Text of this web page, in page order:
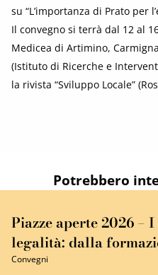
su “L’importanza di Prato per
Il convegno si terrà dal 12 al
Medicea di Artimino,
(Istituto di Ricerche e
la rivista “Sviluppo Locale”
Potrebbero
Piazze aperte 2026 –
legalità: dalla
Convegni